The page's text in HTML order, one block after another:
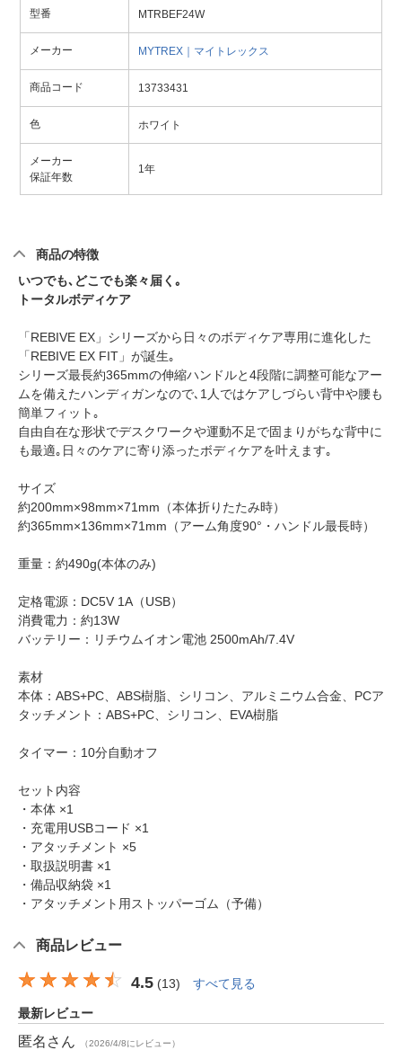
型番 MTRBEF24W
メーカー MYTREX｜マイトレックス
商品コード 13733431
色 ホワイト
メーカー
保証年数
1年
商品の特徴
いつでも､どこでも楽々届く｡
トータルボディケア
「REBIVE EX」シリーズから日々のボディケア専用に進化した
「REBIVE EX FIT」が誕生｡
シリーズ最長約365mmの伸縮ハンドルと4段階に調整可能なアー
ムを備えたハンディガンなので､1人ではケアしづらい背中や腰も
簡単フィット｡
自由自在な形状でデスクワークや運動不足で固まりがちな背中に
も最適｡日々のケアに寄り添ったボディケアを叶えます｡
サイズ
約200mm×98mm×71mm（本体折りたたみ時）
約365mm×136mm×71mm（アーム角度90°・ハンドル最長時）
重量：約490g(本体のみ)
定格電源：DC5V 1A（USB）
消費電力：約13W
バッテリー：リチウムイオン電池 2500mAh/7.4V
素材
本体：ABS+PC、ABS樹脂、シリコン、アルミニウム合金、PCア
タッチメント：ABS+PC、シリコン、EVA樹脂
タイマー：10分自動オフ
セット内容
・本体 ×1
・充電用USBコード ×1
・アタッチメント ×5
・取扱説明書 ×1
・備品収納袋 ×1
・アタッチメント用ストッパーゴム（予備）
商品レビュー
4.5 (13) すべて見る
最新レビュー
匿名 さん （2026/4/8にレビュー）